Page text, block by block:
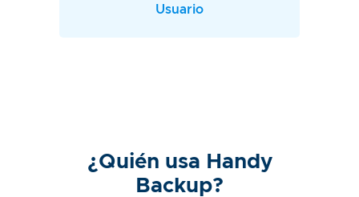
Usuario
¿Quién usa Handy
Backup?